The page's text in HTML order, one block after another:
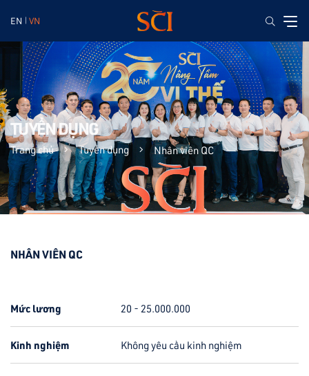
EN VN
Trang chủ Tuyển dụng Nhân viên QC
TUYỂN DỤNG
NHÂN VIÊN QC
Mức lương 20 - 25.000.000
Kinh nghiệm Không yêu cầu kinh nghiệm